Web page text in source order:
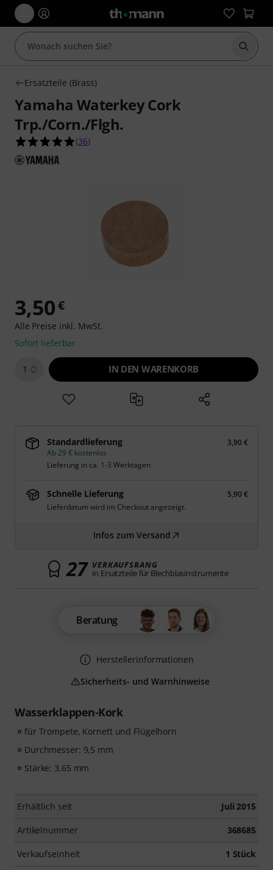
Suche
Ersatzteile (Brass)
Yamaha Waterkey Cork
Trp./Corn./Flgh.
4.9 von 5 Sternen aus 36 Kundenbewertungen
(36)
Wasserklappen-Kork
für Trompete, Kornett und Flügelhorn
Durchmesser: 9,5 mm
Stärke: 3,65 mm
Erhältlich seit Juli 2015
Artikelnummer 368685
Verkaufseinheit 1 Stück
3,50€
Alle Preise inkl. MwSt.
Sofort lieferbar
1 IN DEN WARENKORB
Standardlieferung
3,90 €
Ab 29 € kostenlos
Lieferung in ca. 1-3 Werktagen
Schnelle Lieferung
5,90 €
Lieferdatum wird im Checkout angezeigt.
Infos zum Versand
27 VERKAUFSRANG
in Ersatzteile für Blechblasinstrumente
Beratung
Herstellerinformationen
Sicherheits- und Warnhinweise